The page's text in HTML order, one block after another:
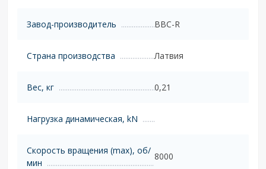
Завод-производитель BBC-R
Страна производства Латвия
Вес, кг 0,21
Нагрузка динамическая, kN
Скорость вращения (max), об/
мин
8000